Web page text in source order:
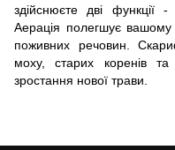
здійснюєте дві функції
Аерація полегшує вашому
поживних речовин.
моху, старих коренів
зростання нової трави.